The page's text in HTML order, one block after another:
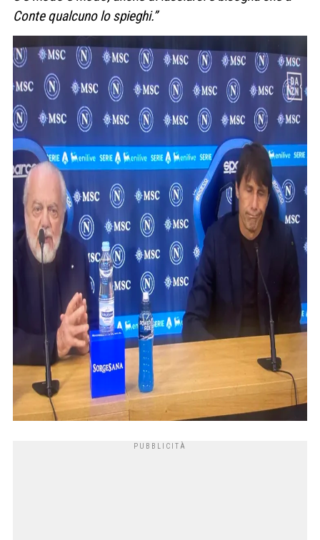
Conte qualcuno lo spieghi.”